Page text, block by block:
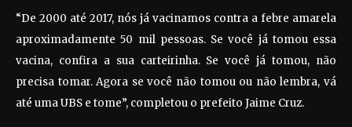
“De 2000 até 2017, nós já vacinamos contra a febre amarela
aproximadamente 50 mil pessoas. Se você já tomou essa
vacina, confira a sua carteirinha. Se você já tomou, não
precisa tomar. Agora se você não tomou ou não lembra, vá
até uma UBS e tome”, completou o prefeito Jaime Cruz.